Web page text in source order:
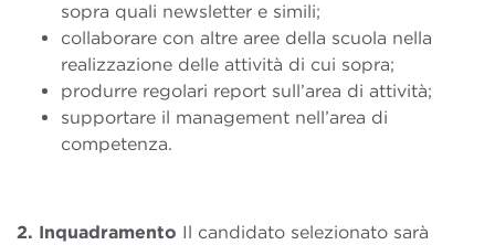
sopra quali newsletter e simili;
collaborare con altre aree della scuola nella
realizzazione delle attività di cui sopra;
produrre regolari report sull’area di attività;
supportare il management nell’area di
competenza.
2. Inquadramento Il candidato selezionato sarà